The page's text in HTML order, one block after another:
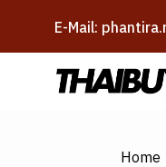
E-Mail:
Home